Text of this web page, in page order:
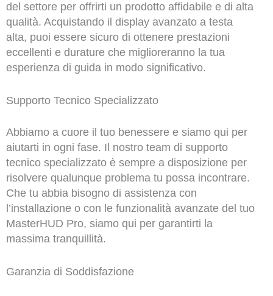
del settore per offrirti un prodotto affidabile e di alta
qualità. Acquistando il display avanzato a testa
alta, puoi essere sicuro di ottenere prestazioni
eccellenti e durature che miglioreranno la tua
esperienza di guida in modo significativo.
Supporto Tecnico Specializzato
Abbiamo a cuore il tuo benessere e siamo qui per
aiutarti in ogni fase. Il nostro team di supporto
tecnico specializzato è sempre a disposizione per
risolvere qualunque problema tu possa incontrare.
Che tu abbia bisogno di assistenza con
l’installazione o con le funzionalità avanzate del tuo
MasterHUD Pro, siamo qui per garantirti la
massima tranquillità.
Garanzia di Soddisfazione